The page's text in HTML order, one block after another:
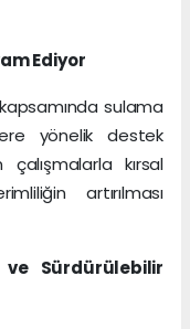
Ediyor
kapsamında sulama
yönelik destek
kırsal
artırılması
Sürdürülebilir